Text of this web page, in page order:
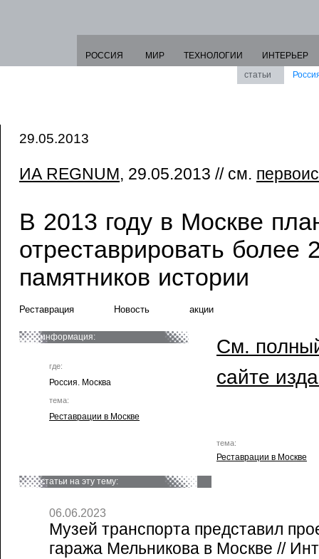
РОССИЯ МИР ТЕХНОЛОГИИ
ИНТЕРЬЕР
статьи
29.05.2013
ИА REGNUM, 29.05.2013 // см.
В 2013 году в Москве
отреставрировать более
памятников истории
Реставрация Новость акции
информация:
где:
Россия. Москва
тема:
Реставрации в Москве
См.
сайте
тема:
Реставрации в Москве
статьи на эту тему:
06.06.2023
Музей транспорта представил
гаража Мельникова в Москве //